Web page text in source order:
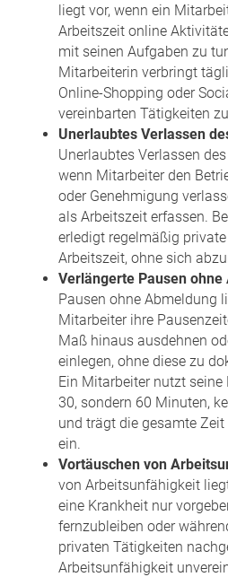
liegt vor, wenn ein
Arbeitszeit online
mit seinen Aufgaben zu
Mitarbeiterin verbringt
Online-Shopping oder
vereinbarten Tätigkeiten
Unerlaubtes Verlassen
Unerlaubtes Verlassen
wenn Mitarbeiter den
oder Genehmigung
als Arbeitszeit erfassen.
erledigt regelmäßig
Arbeitszeit, ohne sich
Verlängerte Pausen ohne
Pausen ohne Abmeldung
Mitarbeiter ihre
Maß hinaus ausdehnen
einlegen, ohne diese zu
Ein Mitarbeiter nutzt
30, sondern 60 Minuten,
und trägt die gesamte
ein.
Vortäuschen von
von Arbeitsunfähigkeit
eine Krankheit nur
fernzubleiben oder
privaten Tätigkeiten
Arbeitsunfähigkeit